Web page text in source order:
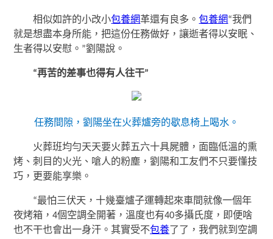
相似如許的小改小包養網革還有良多。包養網“我們
就是想盡本身所能，把這份任務做好，讓逝者得以安眠、
生者得以安慰。”劉陽說。
“再苦的差事也得有人往干”
任務間隙，劉陽坐在火葬爐旁的歇息椅上喝水。
火葬班均勻天天要火葬五六十具屍體，面臨低溫的熏
烤、刺目的火光、嗆人的粉塵，劉陽和工友們不只要懂技
巧，更要能享樂。
“最怕三伏天，十幾臺爐子運轉起來車間就像一個年
夜烤箱，4個空調全開著，溫度也有40多攝氏度，即便啥
也不干也會出一身汗。其實受不包養 了了，我們就到空調